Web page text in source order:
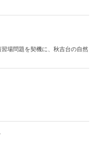
場問題を契機に、秋吉台の自然